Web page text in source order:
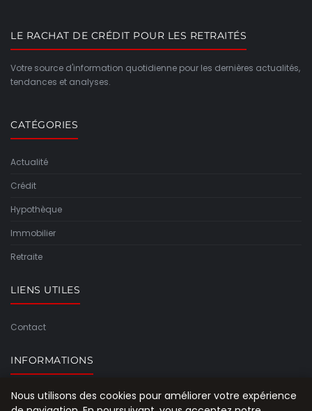
LE RACHAT DE CRÉDIT POUR LES RETRAITÉS
Votre source d'information quotidienne pour les dernières actualités,
tendances et analyses.
CATÉGORIES
Actualité
Crédit
Hypothèque
Immobilier
Retraite
LIENS UTILES
Contact
INFORMATIONS
Plan du site
Nous utilisons des cookies pour améliorer votre expérience